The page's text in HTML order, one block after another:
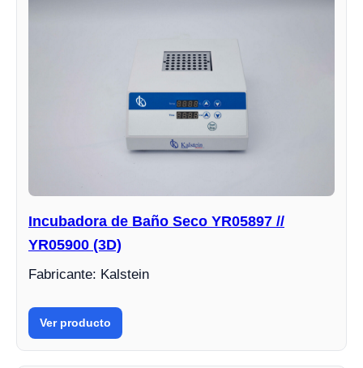
Incubadora de Baño Seco YR05897 //
YR05900 (3D)
Fabricante: Kalstein
Ver producto